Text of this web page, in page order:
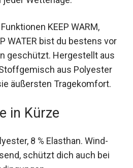
KEEP WARM,
WATER bist du bestens
geschützt. Hergestellt
Stoffgemisch aus
bietet sie äußersten
in Kürze
8 % Elasthan. Wind-